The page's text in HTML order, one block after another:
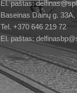
El. paštas:
Baseinas Dainų g. 33A,
Tel. +370 646 219 72
El. paštas: